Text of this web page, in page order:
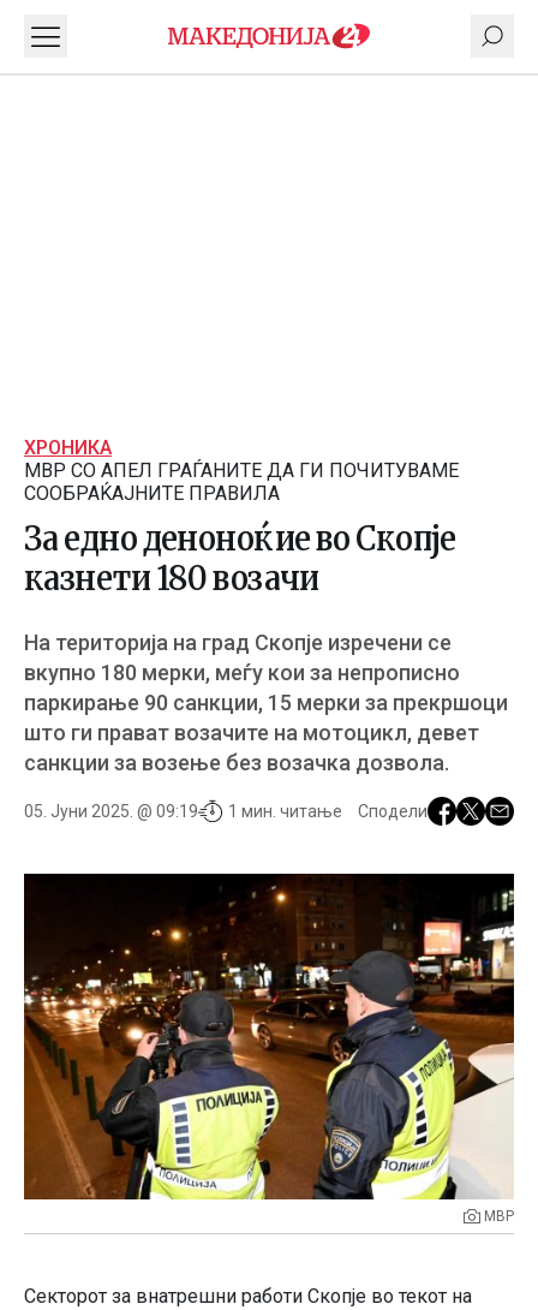
ХРОНИКА
МВР СО АПЕЛ ГРАЃАНИТЕ ДА ГИ ПОЧИТУВАМЕ
СООБРАЌАЈНИТЕ ПРАВИЛА
За едно деноноќие во Скопје
казнети 180 возачи
На територија на град Скопје изречени се
вкупно 180 мерки, меѓу кои за непрописно
паркирање 90 санкции, 15 мерки за прекршоци
што ги прават возачите на мотоцикл, девет
санкции за возење без возачка дозвола.
05. Јуни 2025. @ 09:19 1 мин. читање Сподели
МВР
Секторот за внатрешни работи Скопје во текот на